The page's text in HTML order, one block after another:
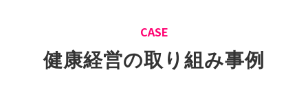
CASE
健康経営の取り組み事例